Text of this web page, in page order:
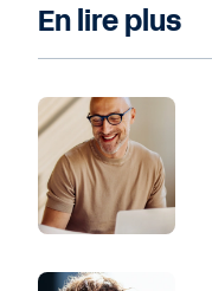
En lire plus